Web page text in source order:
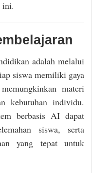
ini.
adalah melalui
siswa memiliki gaya
materi
kebutuhan individu.
berbasis AI dapat
siswa, serta
yang tepat untuk